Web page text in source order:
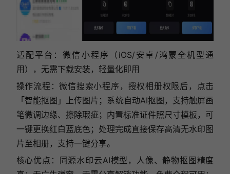
适配平台：微信小程序（iOS/安卓/鸿蒙全机型通
用），无需下载安装，轻量化即用
操作流程：微信搜索小程序，授权相册权限后，点击
「智能抠图」上传图片；系统自动AI抠图，支持触屏画
笔微调边缘、擦除瑕疵；内置标准证件照尺寸模板，可
一键更换红白蓝底色；处理完成直接保存高清无水印图
片至相册，支持一键分享。
核心优点：同源水印云AI模型，人像、静物抠图精度